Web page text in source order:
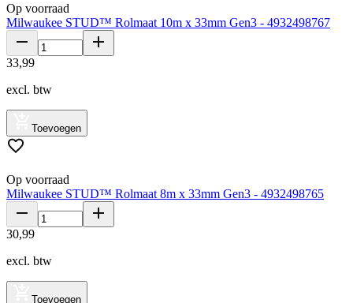
Op voorraad
Milwaukee STUD™ Rolmaat 10m x 33mm Gen3 - 4932498767
33,99
excl. btw
Toevoegen
Op voorraad
Milwaukee STUD™ Rolmaat 8m x 33mm Gen3 - 4932498765
30,99
excl. btw
Toevoegen